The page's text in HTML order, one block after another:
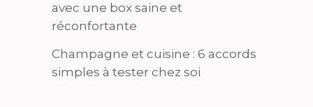
avec une box saine et
réconfortante
Champagne et cuisine : 6 accords
simples à tester chez soi